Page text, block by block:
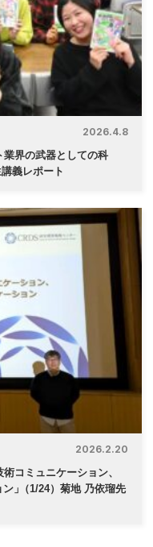
2026.4.8
界の武器としての科
講義レポート
2026.2.20
コミュニケーション、
ン」 （1/24）菊地 乃依瑠先